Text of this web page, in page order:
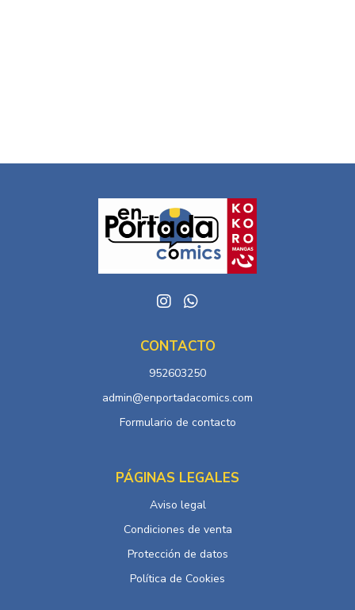
CONTACTO
952603250
admin@enportadacomics.com
Formulario de contacto
PÁGINAS LEGALES
Aviso legal
Condiciones de venta
Protección de datos
Política de Cookies